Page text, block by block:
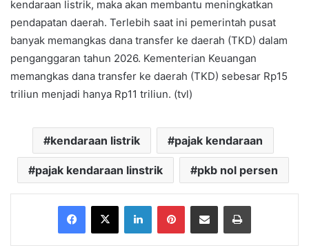
kendaraan listrik, maka akan membantu meningkatkan
pendapatan daerah. Terlebih saat ini pemerintah pusat
banyak memangkas dana transfer ke daerah (TKD) dalam
penganggaran tahun 2026. Kementerian Keuangan
memangkas dana transfer ke daerah (TKD) sebesar Rp15
triliun menjadi hanya Rp11 triliun. (tvl)
kendaraan listrik pajak kendaraan
pajak kendaraan linstrik pkb nol persen
Facebook
X LinkedInPinterestShare via Email Print